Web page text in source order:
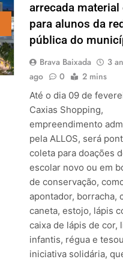
arrecada material
para alunos da
pública do
Brava Baixada
3
ago
0 2 mins
Até o dia 09 de
Caxias Shopping,
empreendimento
pela ALLOS, será
coleta para doações
escolar novo ou em
de conservação,
apontador, borracha,
caneta, estojo, lápis
caixa de lápis de cor,
infantis, régua e
iniciativa solidária,